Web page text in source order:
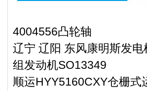
4004556凸轮轴
辽宁 辽阳 东风康明斯发
组发动机SO13349
顺运HYY5160CXY仓栅